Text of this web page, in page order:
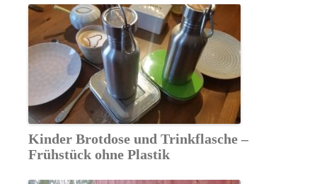
Kinder Brotdose und Trinkflasche –
Frühstück ohne Plastik